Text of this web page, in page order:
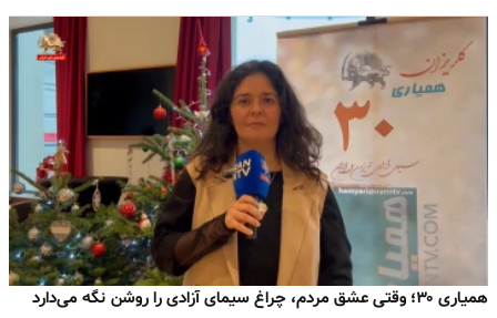
همیاری ۳۰؛ وقتی عشق مردم، چراغ سیمای آزادی را روشن نگه می‌دارد